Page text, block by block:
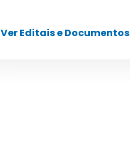
Ver Editais e Documentos